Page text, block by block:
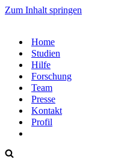
Zum Inhalt springen
Home
Studien
Hilfe
Forschung
Team
Presse
Kontakt
Profil